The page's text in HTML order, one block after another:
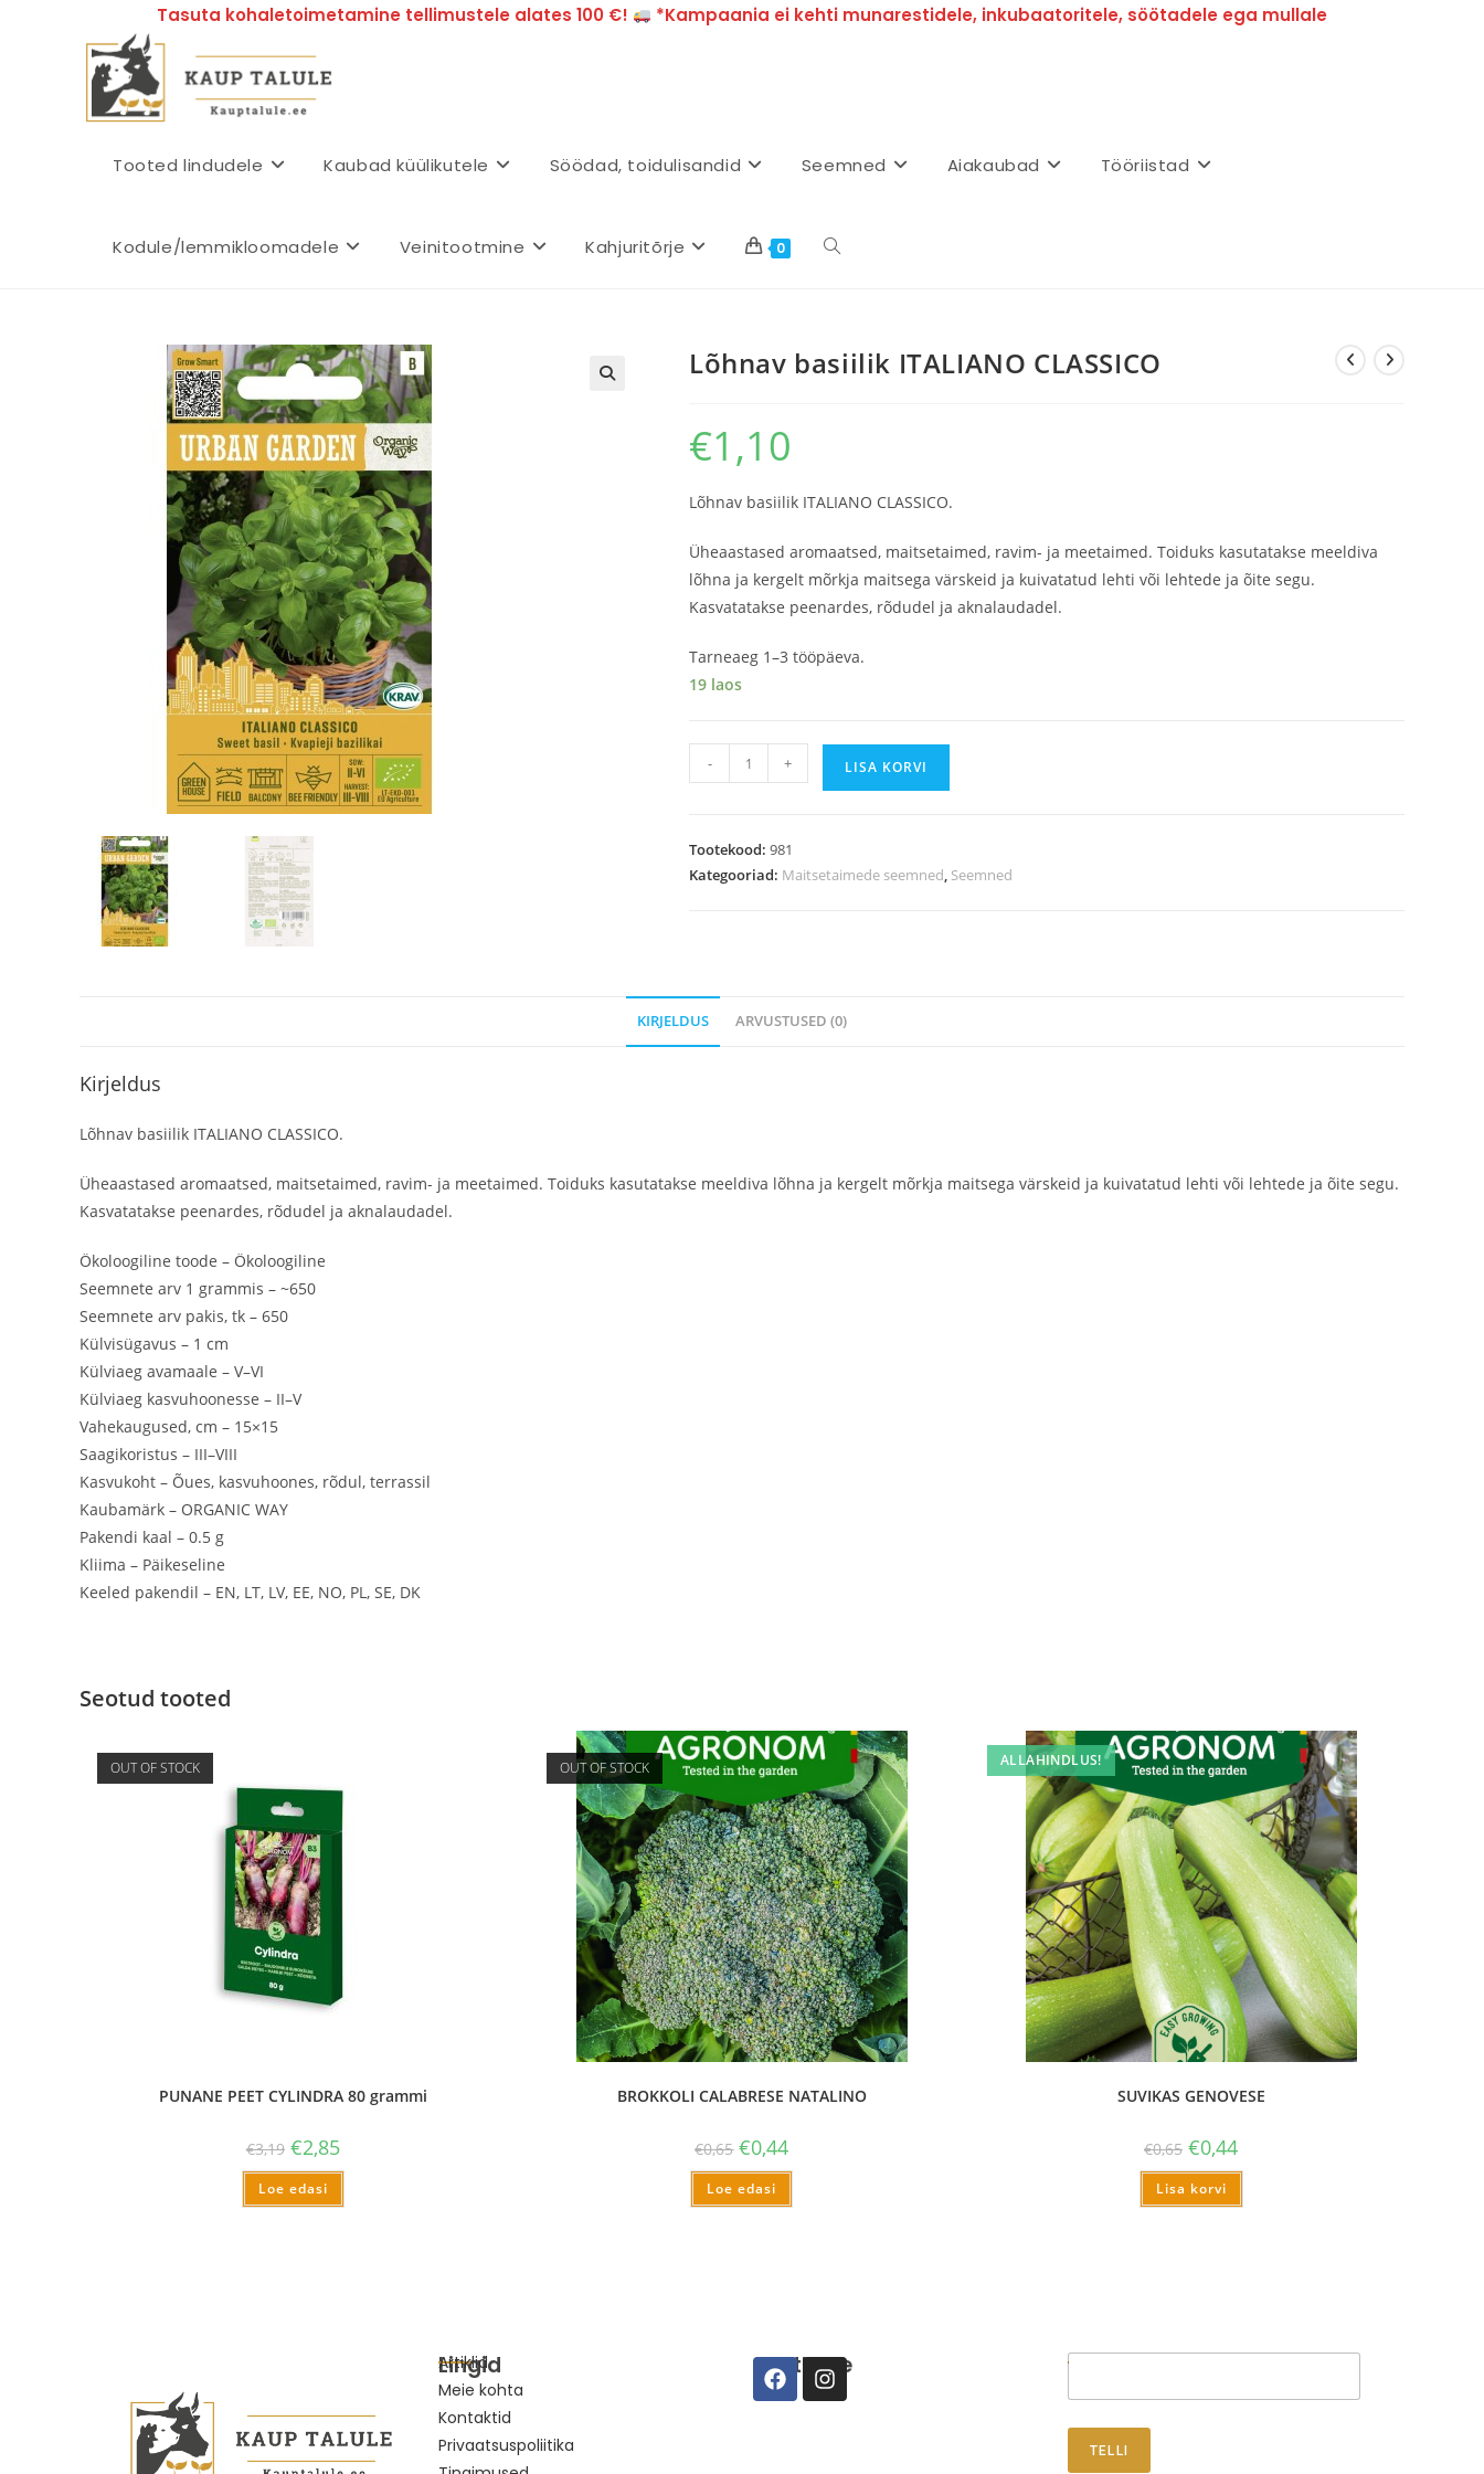
Tasuta kohaletoimetamine tellimustele alates 100 €! *Kampaania ei kehti munarestidele, inkubaatoritele, söötadele ega mullale
Tooted lindudele Kaubad küülikutele Söödad, toidulisandid Seemned Aiakaubad Tööriistad
Kodule/lemmikloomadele Veinitootmine Kahjuritõrje 0
Lõhnav basiilik ITALIANO CLASSICO
€1,10
Lõhnav basiilik ITALIANO CLASSICO.
Üheaastased aromaatsed, maitsetaimed, ravim- ja meetaimed. Toiduks kasutatakse meeldiva
lõhna ja kergelt mõrkja maitsega värskeid ja kuivatatud lehti või lehtede ja õite segu.
Kasvatatakse peenardes, rõdudel ja aknalaudadel.
Tarneaeg 1–3 tööpäeva.
19 laos
- + LISA KORVI
Tootekood: 981
Kategooriad: Maitsetaimede seemned, Seemned
KIRJELDUS ARVUSTUSED (0)
Kirjeldus
Lõhnav basiilik ITALIANO CLASSICO.
Üheaastased aromaatsed, maitsetaimed, ravim- ja meetaimed. Toiduks kasutatakse meeldiva lõhna ja kergelt mõrkja maitsega värskeid ja kuivatatud lehti või lehtede ja õite segu.
Kasvatatakse peenardes, rõdudel ja aknalaudadel.
Ökoloogiline toode – Ökoloogiline
Seemnete arv 1 grammis – ~650
Seemnete arv pakis, tk – 650
Külvisügavus – 1 cm
Külviaeg avamaale – V–VI
Külviaeg kasvuhoonesse – II–V
Vahekaugused, cm – 15×15
Saagikoristus – III–VIII
Kasvukoht – Õues, kasvuhoones, rõdul, terrassil
Kaubamärk – ORGANIC WAY
Pakendi kaal – 0.5 g
Kliima – Päikeseline
Keeled pakendil – EN, LT, LV, EE, NO, PL, SE, DK
Seotud tooted
OUT OF STOCK
PUNANE PEET CYLINDRA 80 grammi
€3,19 €2,85
Loe edasi
OUT OF STOCK
BROKKOLI CALABRESE NATALINO
€0,65 €0,44
Loe edasi
ALLAHINDLUS!
SUVIKAS GENOVESE
€0,65 €0,44
Lisa korvi
Lingid
Artiklid
Meie kohta
Kontaktid
Privaatsuspoliitika
Suhtleme Telli uudised
TELLI